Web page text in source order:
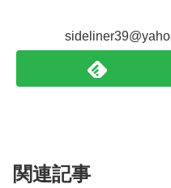
関連記事